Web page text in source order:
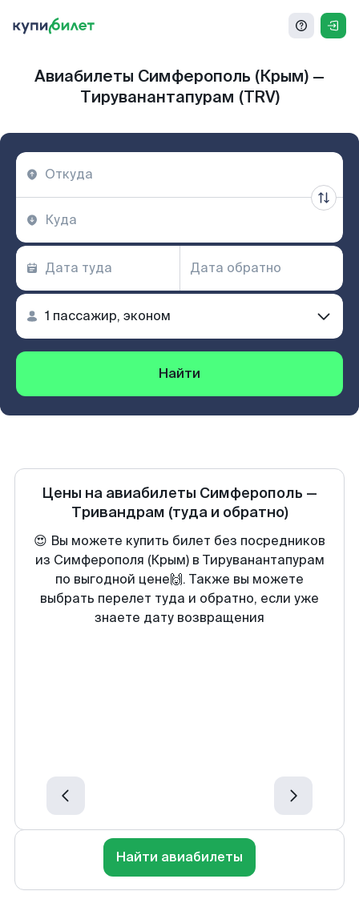
Авиабилеты Симферополь (Крым) —
Тируванантапурам (TRV)
Найти
Цены на авиабилеты Симферополь —
Тривандрам (туда и обратно)
😍 Вы можете купить билет без посредников
из Симферополя (Крым) в Тируванантапурам
по выгодной цене🙌. Также вы можете
выбрать перелет туда и обратно, если уже
знаете дату возвращения
Найти авиабилеты